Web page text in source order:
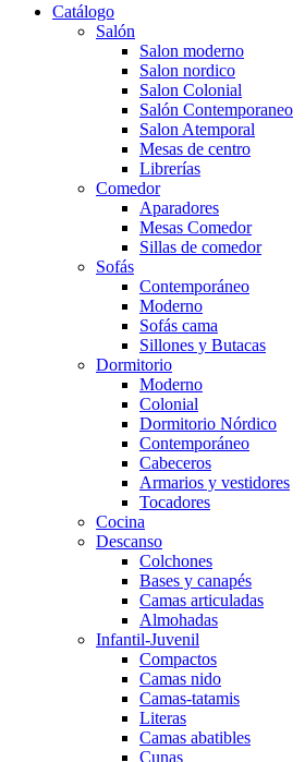
Catálogo
Salón
Salon moderno
Salon nordico
Salon Colonial
Salón Contemporaneo
Salon Atemporal
Mesas de centro
Librerías
Comedor
Aparadores
Mesas Comedor
Sillas de comedor
Sofás
Contemporáneo
Moderno
Sofás cama
Sillones y Butacas
Dormitorio
Moderno
Colonial
Dormitorio Nórdico
Contemporáneo
Cabeceros
Armarios y vestidores
Tocadores
Cocina
Descanso
Colchones
Bases y canapés
Camas articuladas
Almohadas
Infantil-Juvenil
Compactos
Camas nido
Camas-tatamis
Literas
Camas abatibles
Cunas